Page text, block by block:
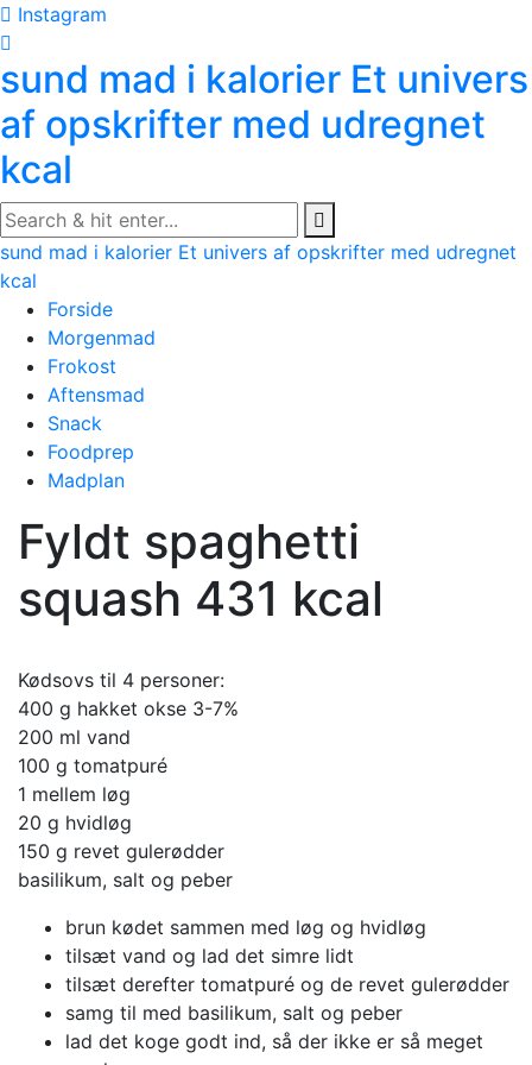
Skip
to
content
Instagram
sund mad i kalorier Et univers
af opskrifter med udregnet
kcal
sund mad i kalorier Et univers af opskrifter med udregnet
kcal
Forside
Morgenmad
Frokost
Aftensmad
Snack
Foodprep
Madplan
Fyldt spaghetti
squash 431 kcal
Kødsovs til 4 personer:
400 g hakket okse 3-7%
200 ml vand
100 g tomatpuré
1 mellem løg
20 g hvidløg
150 g revet gulerødder
basilikum, salt og peber
brun kødet sammen med løg og hvidløg
tilsæt vand og lad det simre lidt
tilsæt derefter tomatpuré og de revet gulerødder
samg til med basilikum, salt og peber
lad det koge godt ind, så der ikke er så meget